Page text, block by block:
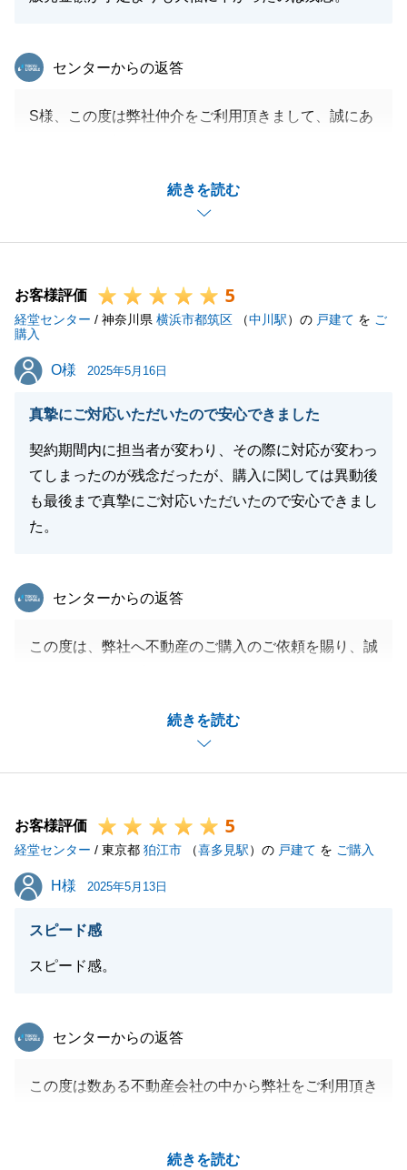
続きを読む
東急リバブル
センターからの返答
S様、この度は弊社仲介をご利用頂きまして、誠にあ
役所関係など迅速にご対応いただき、誠にありがとう
ございます。
お客様評価 5
経堂センター / 神奈川県 横浜市都筑区 （中川駅）の 戸建て を ご
購入
O様
O様 2025年5月16日
真摯にご対応いただいたので安心できました
契約期間内に担当者が変わり、その際に対応が変わっ
てしまったのが残念だったが、購入に関しては異動後
も最後まで真摯にご対応いただいたので安心できまし
た。
続きを読む
東急リバブル
センターからの返答
この度は、弊社へ不動産のご購入のご依頼を賜り、誠
ニングも多かったかと思いますが、最後まで無事着地
できて、大変嬉しく思っております。
今後ともお困りの際は弊社をあげてサポートをさせて
いです。
今後ともどうぞよろしくお願いいたします。
お客様評価 5
経堂センター / 東京都 狛江市 （喜多見駅）の 戸建て を ご購入
H様
H様 2025年5月13日
スピード感
スピード感。
続きを読む
東急リバブル
センターからの返答
この度は数ある不動産会社の中から弊社をご利用頂き
め、ミスなくお手続きを進めることが必要でしたが、